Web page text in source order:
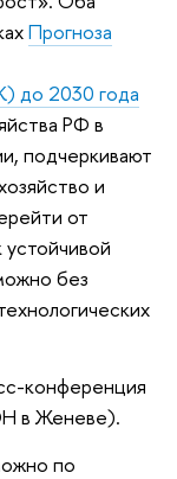
Прогноза
до 2030 года
РФ в
подчеркивают
и
от
без
конференция
в Женеве).
по